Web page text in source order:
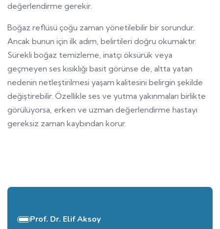
değerlendirme gerekir.
Boğaz reflüsü çoğu zaman yönetilebilir bir sorundur.
Ancak bunun için ilk adım, belirtileri doğru okumaktır.
Sürekli boğaz temizleme, inatçı öksürük veya
geçmeyen ses kısıklığı basit görünse de, altta yatan
nedenin netleştirilmesi yaşam kalitesini belirgin şekilde
değiştirebilir. Özellikle ses ve yutma yakınmaları birlikte
görülüyorsa, erken ve uzman değerlendirme hastayı
gereksiz zaman kaybından korur.
Prof. Dr. Elif Aksoy